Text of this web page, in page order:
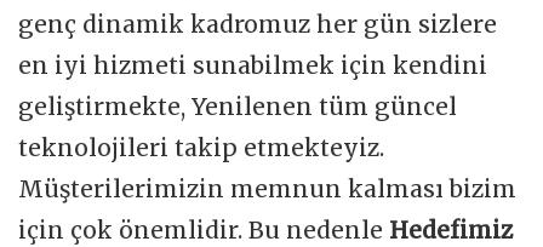
genç dinamik kadromuz her gün sizlere
en iyi hizmeti sunabilmek için kendini
geliştirmekte, Yenilenen tüm güncel
teknolojileri takip etmekteyiz.
Müşterilerimizin memnun kalması bizim
için çok önemlidir. Bu nedenle Hedefimiz